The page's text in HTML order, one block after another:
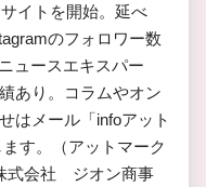
イトを開始。延べ
のフォロワー数
ュースエキスパー
あり。コラムやオン
はメール「infoアット
す。（アットマーク
式会社 ジオン商事